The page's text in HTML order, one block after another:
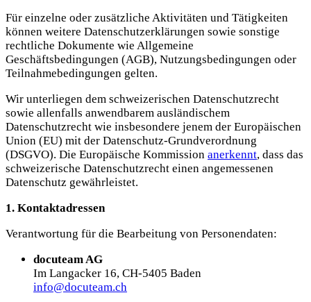
Für einzelne oder zusätzliche Aktivitäten und Tätigkeiten
können weitere Datenschutzerklärungen sowie sonstige
rechtliche Dokumente wie Allgemeine
Geschäftsbedingungen (AGB), Nutzungsbedingungen oder
Teilnahmebedingungen gelten.
Wir unterliegen dem schweizerischen Datenschutzrecht
sowie allenfalls anwendbarem ausländischem
Datenschutzrecht wie insbesondere jenem der Europäischen
Union (EU) mit der Datenschutz-Grundverordnung
(DSGVO). Die Europäische Kommission anerkennt, dass das
schweizerische Datenschutzrecht einen angemessenen
Datenschutz gewährleistet.
1. Kontaktadressen
Verantwortung für die Bearbeitung von Personendaten:
docuteam AG
Im Langacker 16, CH-5405 Baden
info@docuteam.ch